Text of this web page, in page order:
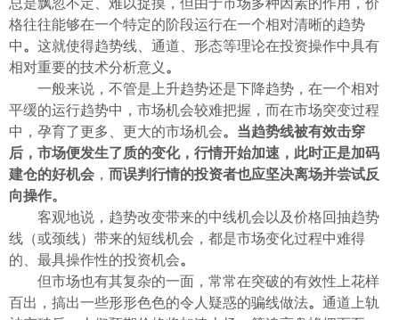
格往往能够在一个特定的阶段运行在一个相对清晰的趋势
中。 这就使得趋势线、通道、形态等理论在投资操作中具有
相对重要的技术分析意义。
一般来说，不管是上升趋势还是下降趋势，在一个相对
平缓的运行趋势中，市场机会较难把握，而在市场突变过程
中，孕育了更多、更大的市场机会。 当趋势线被有效击穿
后，市场便发生了质的变化，行情开始加速，此时正是加码
建仓的好机会 ， 而误判行情的投资者也应坚决离场并尝试反
向操作。
客观地说，趋势改变带来的中线机会以及价格回抽趋势
线（或颈线）带来的短线机会，都是市场变化过程中难得
的、最具操作性的投资机会。
但市场也有其复杂的一面，常常在突破的有效性上花样
百出，搞出一些形形色色的令人疑惑的骗线做法。 通道上轨